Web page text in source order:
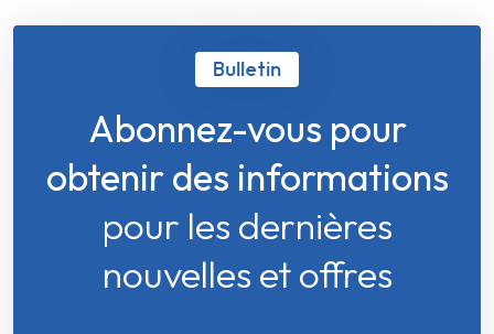
Bulletin
Abonnez-vous pour
obtenir des informations
pour les dernières
nouvelles et offres